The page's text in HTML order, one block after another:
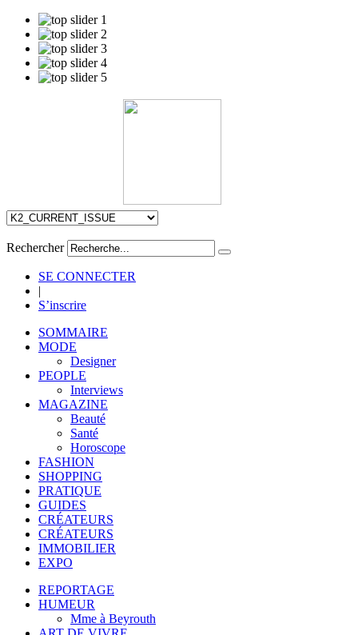
Rechercher
SE CONNECTER
|
S’inscrire
SOMMAIRE
MODE
Designer
PEOPLE
Interviews
MAGAZINE
Beauté
Santé
Horoscope
FASHION
SHOPPING
PRATIQUE
GUIDES
CRÉATEURS
CRÉATEURS
IMMOBILIER
EXPO
REPORTAGE
HUMEUR
Mme à Beyrouth